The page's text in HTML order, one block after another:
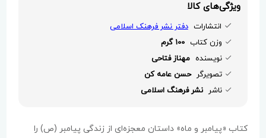
ویژگی‌های کالا
انتشارات دفتر نشر فرهنک اسلامی
وزن کتاب 100 گرم
نویسنده مهناز فتاحی
تصویرگر حسن عامه کن
ناشر نشر فرهنگ اسلامی
کتاب «پیامبر و ماه» داستان معجزه‌ای از زندگی پیامبر (ص) را